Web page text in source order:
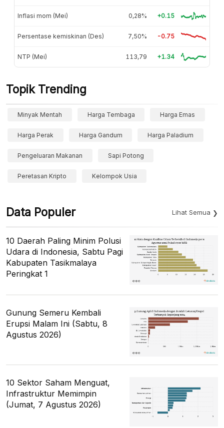
Inflasi mom (Mei) 0,28% +0.15
Persentase kemiskinan (Des) 7,50% -0.75
NTP (Mei) 113,79 +1.34
Topik Trending
Minyak Mentah Harga Tembaga Harga Emas
Harga Perak Harga Gandum Harga Paladium
Pengeluaran Makanan Sapi Potong
Peretasan Kripto Kelompok Usia
Data Populer Lihat Semua
10 Daerah Paling Minim Polusi
Udara di Indonesia, Sabtu Pagi
Kabupaten Tasikmalaya
Peringkat 1
Gunung Semeru Kembali
Erupsi Malam Ini (Sabtu, 8
Agustus 2026)
10 Sektor Saham Menguat,
Infrastruktur Memimpin
(Jumat, 7 Agustus 2026)